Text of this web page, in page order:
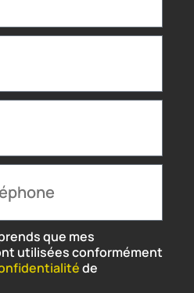
que mes
utilisées conformément
de